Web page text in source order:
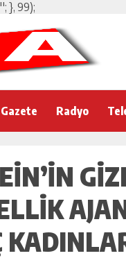
'; }, 99);
Gazete Radyo